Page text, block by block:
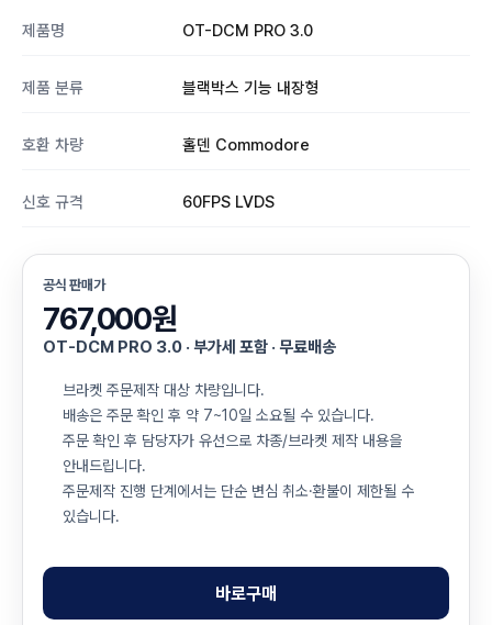
제품명 OT-DCM PRO 3.0
제품 분류 블랙박스 기능 내장형
호환 차량 홀덴 Commodore
신호 규격 60FPS LVDS
공식 판매가
767,000원
OT-DCM PRO 3.0 · 부가세 포함 · 무료배송
브라켓 주문제작 대상 차량입니다.
배송은 주문 확인 후 약 7~10일 소요될 수 있습니다.
주문 확인 후 담당자가 유선으로 차종/브라켓 제작 내용을
안내드립니다.
주문제작 진행 단계에서는 단순 변심 취소·환불이 제한될 수
있습니다.
바로구매